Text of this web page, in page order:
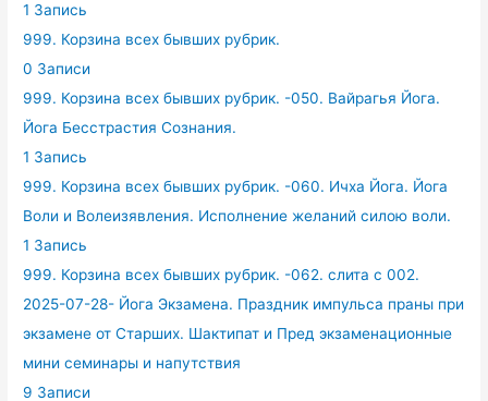
1 Запись
999. Корзина всех бывших рубрик.
0 Записи
999. Корзина всех бывших рубрик. -050. Вайрагья Йога.
Йога Бесстрастия Сознания.
1 Запись
999. Корзина всех бывших рубрик. -060. Ичха Йога. Йога
Воли и Волеизявления. Исполнение желаний силою воли.
1 Запись
999. Корзина всех бывших рубрик. -062. слита с 002.
2025-07-28- Йога Экзамена. Праздник импульса праны при
экзамене от Старших. Шактипат и Пред экзаменационные
мини семинары и напутствия
9 Записи